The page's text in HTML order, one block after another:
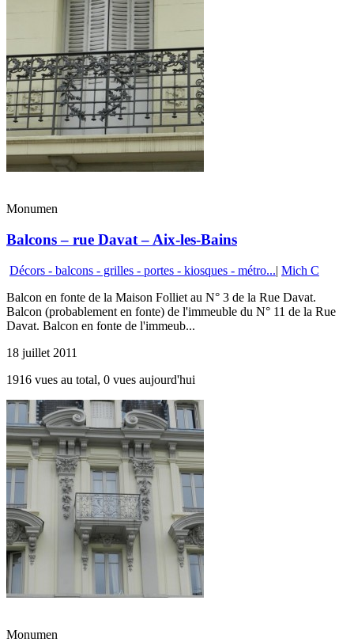
Monumen
Balcons – rue Davat – Aix-les-Bains
Décors - balcons - grilles - portes - kiosques - métro...| Mich C
Balcon en fonte de la Maison Folliet au N° 3 de la Rue Davat.
Balcon (probablement en fonte) de l'immeuble du N° 11 de la Rue
Davat. Balcon en fonte de l'immeub...
18 juillet 2011
1916 vues au total, 0 vues aujourd'hui
Monumen